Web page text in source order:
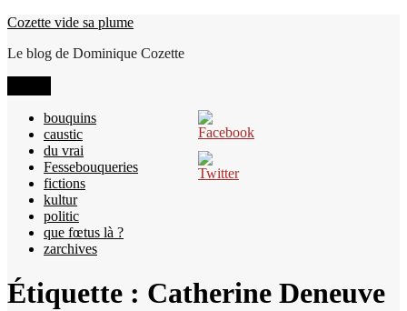
Aller
contenu
Cozette vide sa plume
Le blog de Dominique Cozette
bouquins
caustic
du vrai
Fessebouqueries
fictions
kultur
politic
que fœtus là ?
zarchives
Étiquette : Catherine Deneuve